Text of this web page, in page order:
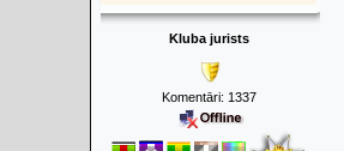
Kluba jurists
Komentāri: 1337